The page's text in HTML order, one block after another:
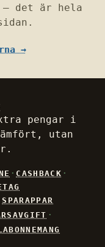
det är hela
→
pengar i
utan
· CASHBACK ·
SPARAPPAR
·